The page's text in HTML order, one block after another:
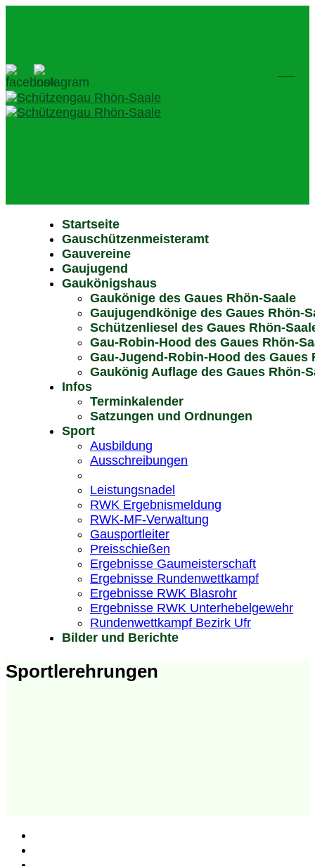
Startseite
Gauschützenmeisteramt
Gauvereine
Gaujugend
Gaukönigshaus
Gaukönige des Gaues Rhön-Saale
Gaujugendkönige des Gaues Rhön-
Schützenliesel des Gaues Rhön-
Gau-Robin-Hood des Gaues Rhön-
Gau-Jugend-Robin-Hood des Gaues
Gaukönig Auflage des Gaues Rhön-
Infos
Terminkalender
Satzungen und Ordnungen
Sport
Ausbildung
Ausschreibungen
Leistungsnadel
RWK Ergebnismeldung
RWK-MF-Verwaltung
Gausportleiter
Preisschießen
Ergebnisse Gaumeisterschaft
Ergebnisse Rundenwettkampf
Ergebnisse RWK Blasrohr
Ergebnisse RWK Unterhebelgewehr
Rundenwettkampf Bezirk Ufr
Bilder und Berichte
Sportlerehrungen